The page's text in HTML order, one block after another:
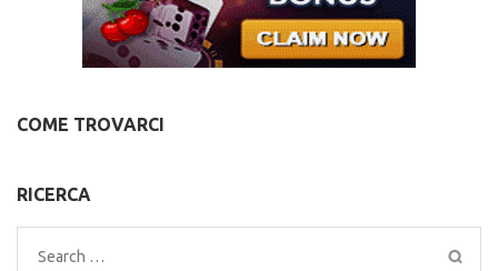
COME TROVARCI
RICERCA
Search